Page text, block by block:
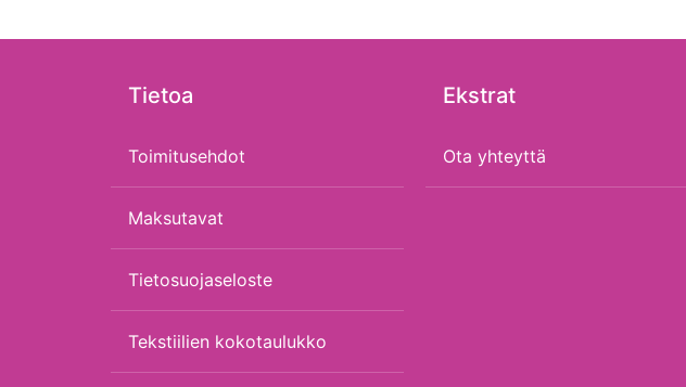
Tietoa
Toimitusehdot
Maksutavat
Tietosuojaseloste
Tekstiilien kokotaulukko
Ekstrat
Ota yhteyttä